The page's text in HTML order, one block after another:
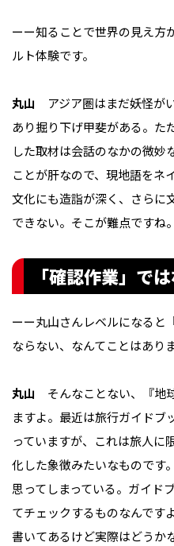
ーー知ることで世界の見え方
ルト体験です。
丸山 アジア圏はまだ妖怪が
あり掘り下げ甲斐がある。た
した取材は会話のなかの微妙
ことが肝なので、現地語をネ
文化にも造詣が深く、さらに
できない。そこが難点ですね。
「確認作業」で
ーー丸山さんレベルになると
ならない、なんてことはあり
丸山 そんなことない、『地
ますよ。最近は旅行ガイドブ
っていますが、これは旅人に
化した象徴みたいなものです
思ってしまっている。ガイド
てチェックするものなんです
書いてあるけど実際はどうか